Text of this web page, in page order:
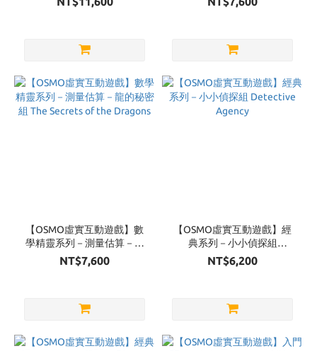
Airships
【OSMO虛實互動遊戲】數
學精靈系列－測量估算－龍
的秘密組 The Secrets of the
Dragons
NT$7,600
【OSMO虛實互動遊戲】經
典系列－小小偵探組
Detective Agency
NT$6,200